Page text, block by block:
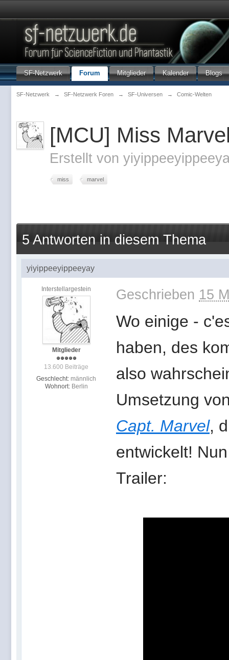
SF-Netzwerk Forum Mitglieder Kalender Blogs
SF-Netzwerk → SF-Netzwerk Foren → SF-Universen → Comic-Welten
[MCU] Miss
Erstellt von
miss marvel
5 Antworten in diesem Thema
yiyippeeyippeeyay
Interstellargestein
Mitglieder
13.600 Beiträge
Geschlecht: männlich
Wohnort: Berlin
Geschrieben 15
Wo einige -
haben, des
also
Umsetzung
Capt. Marvel,
entwickelt!
Trailer: